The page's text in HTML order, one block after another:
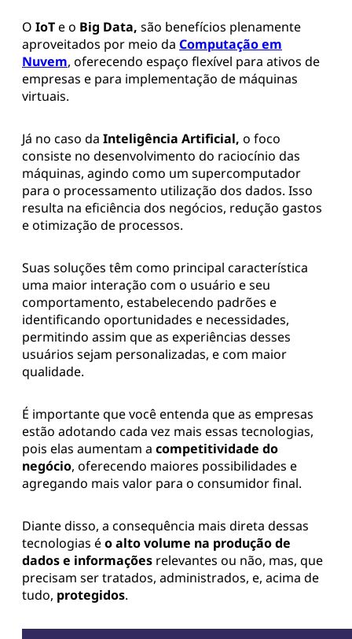
O IoTe o Big Data, são benefícios plenamente
aproveitados por meio da Computação em
Nuvem, oferecendo espaço flexível para ativos de
empresas e para implementação de máquinas
virtuais.
Já no caso da Inteligência Artificial, o foco
consiste no desenvolvimento do raciocínio das
máquinas, agindo como um supercomputador
para o processamento utilização dos dados. Isso
resulta na eficiência dos negócios, redução gastos
e otimização de processos.
Suas soluções têm como principal característica
uma maior interação com o usuário e seu
comportamento, estabelecendo padrões e
identificando oportunidades e necessidades,
permitindo assim que as experiências desses
usuários sejam personalizadas, e com maior
qualidade.
É importante que você entenda que as empresas
estão adotando cada vez mais essas tecnologias,
pois elas aumentam a competitividade do
negócio, oferecendo maiores possibilidades e
agregando mais valor para o consumidor final.
Diante disso, a consequência mais direta dessas
tecnologias éo alto volume na produção de
dados e informações relevantes ou não, mas, que
precisam ser tratados, administrados, e, acima de
tudo, protegidos.